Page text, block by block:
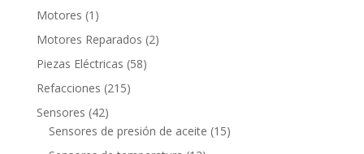
producto
Motores 1 1
producto
Motores Reparados 22
Piezas Eléctricas 5858
Refacciones 215215
Sensores 4242
productos
Sensores de presión de aceite 1515